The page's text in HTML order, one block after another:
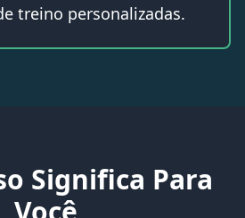
treino personalizadas.
Significa Para